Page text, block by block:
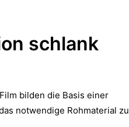
schlank
bilden die Basis einer
notwendige Rohmaterial zu